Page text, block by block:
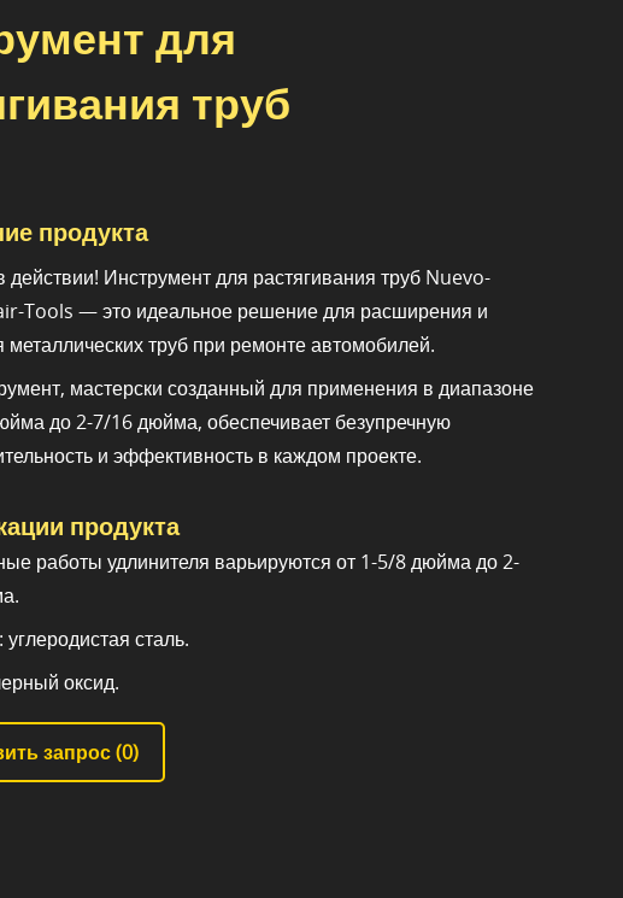
для
труб
продукта
действии! Инструмент для растягивания труб Nuevo-
Tools — это идеальное решение для расширения и
металлических труб при ремонте автомобилей.
мастерски созданный для применения в диапазоне
до 2-7/16 дюйма, обеспечивает безупречную
и эффективность в каждом проекте.
продукта
работы удлинителя варьируются от 1-5/8 дюйма до 2-
сталь.
оксид.
запрос (0)